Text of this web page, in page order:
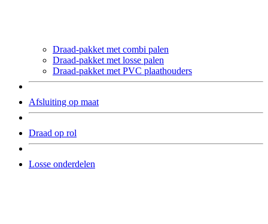
Draad-pakket met combi palen
Draad-pakket met losse palen
Draad-pakket met PVC plaathouders
Afsluiting op maat
Draad op rol
Losse onderdelen